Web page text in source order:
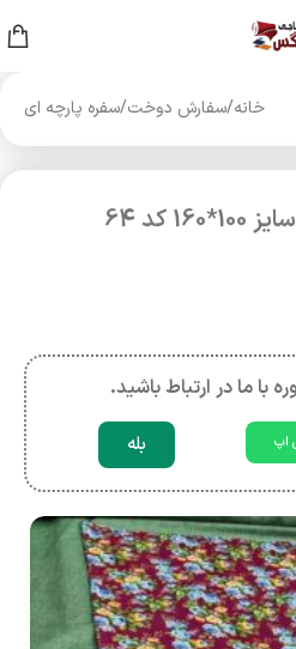
خانه/سفارش دوخت/سفره پارچه ای
با ما در ارتباط باشید.
اپ بله